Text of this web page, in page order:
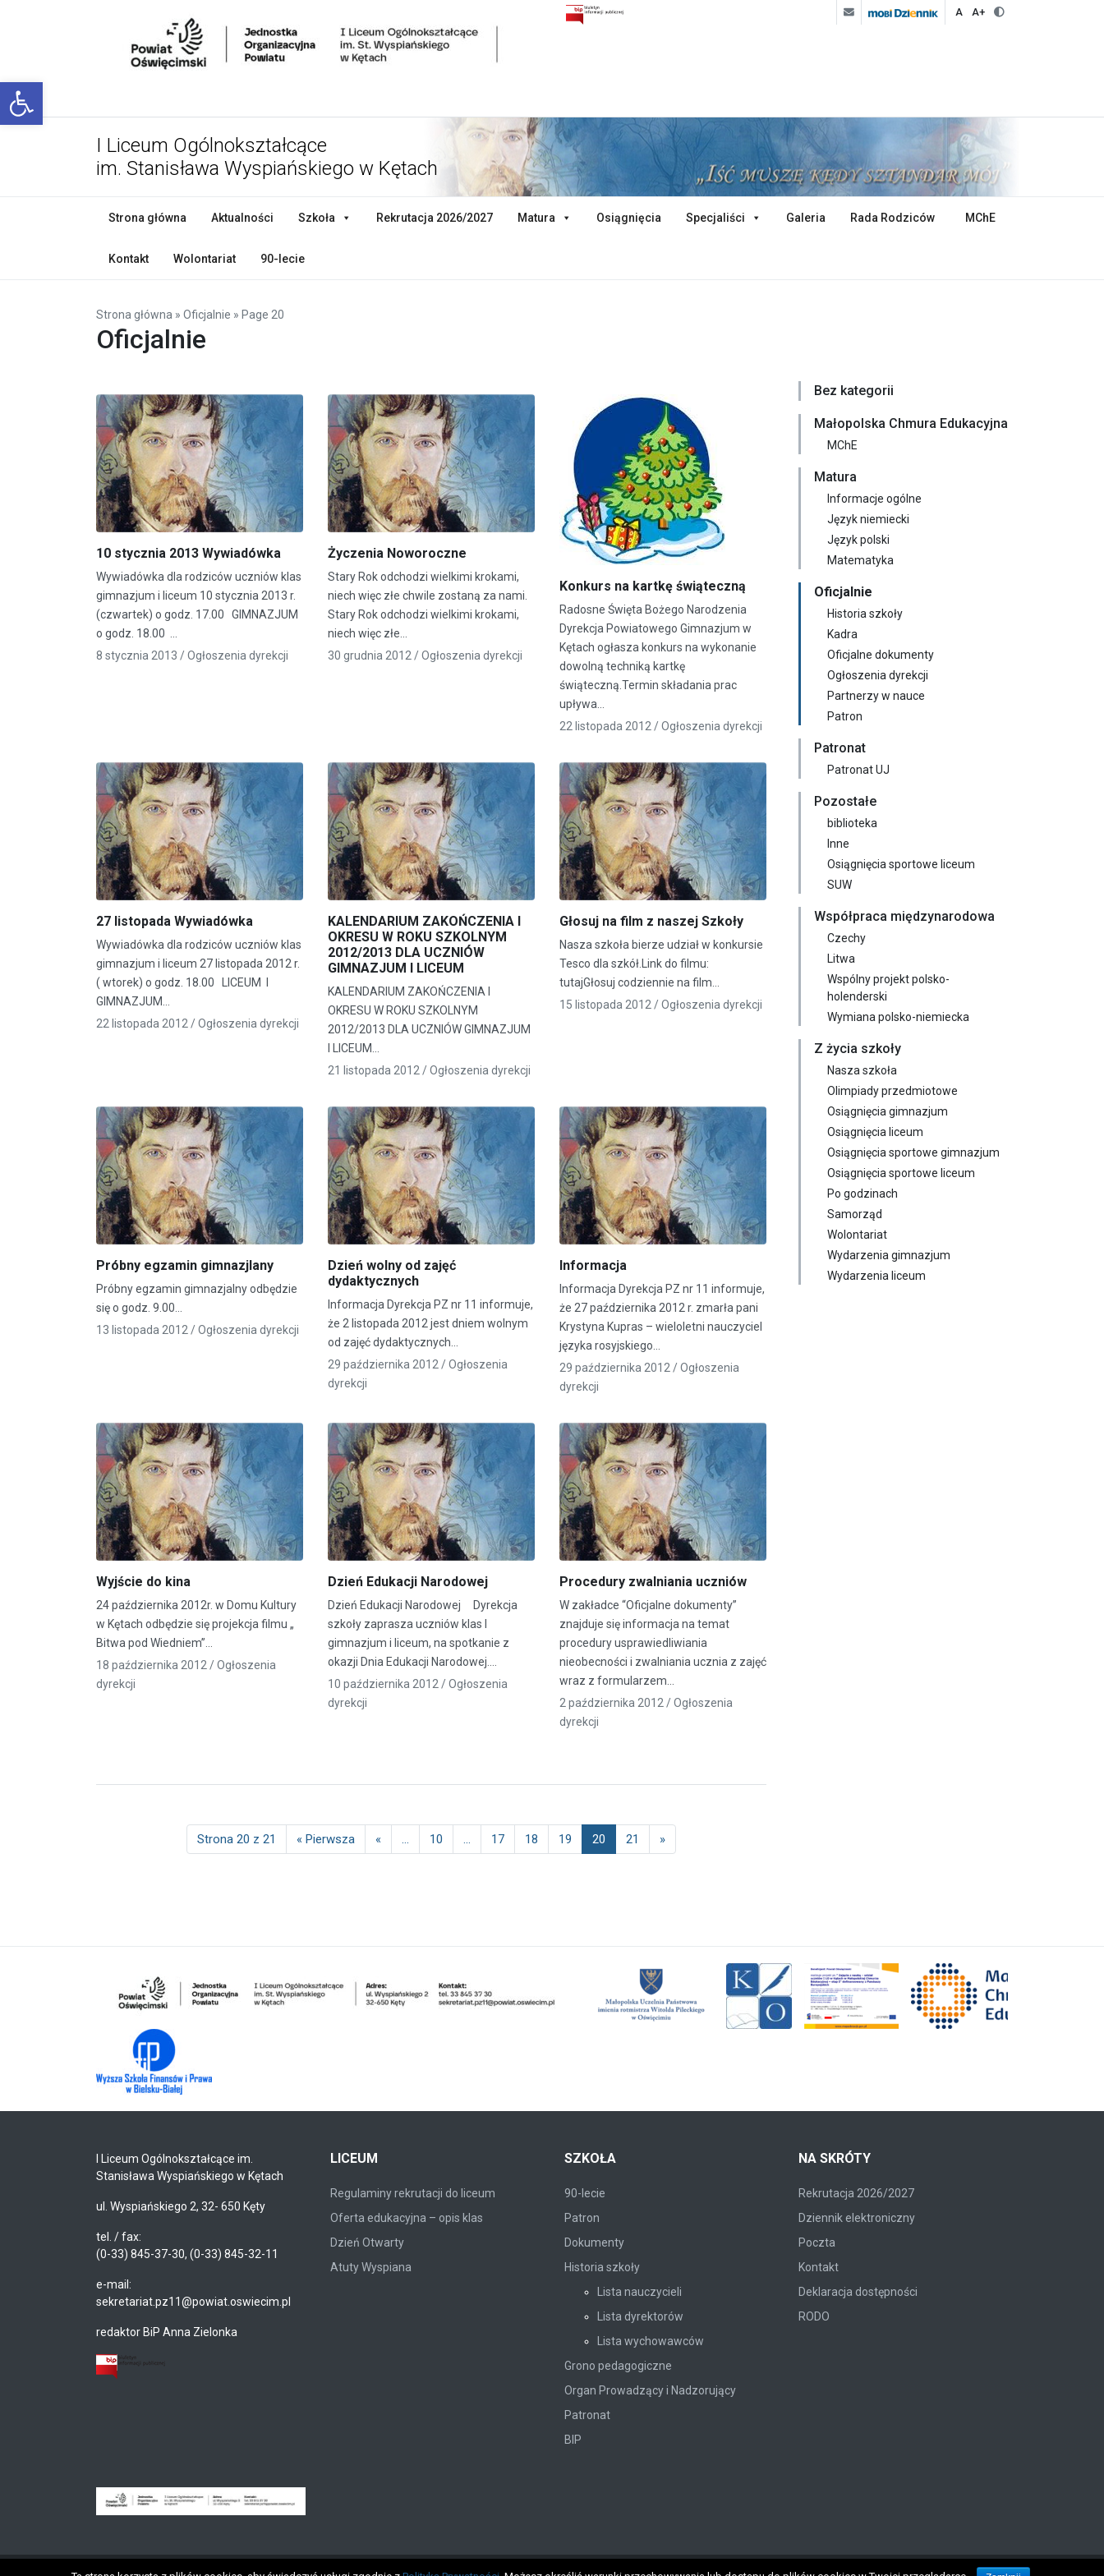
Open toolbar
A A+
I Liceum Ogólnokształcące
im. Stanisława Wyspiańskiego w Kętach
Strona główna Aktualności Szkoła Rekrutacja 2026/2027 Matura Osiągnięcia MChE
Specjaliści Galeria Rada Rodziców
Kontakt Wolontariat 90-lecie
Strona główna » Oficjalnie » Page 20
Oficjalnie
10 stycznia 2013 Wywiadówka
Wywiadówka dla rodziców uczniów klas
gimnazjum i liceum 10 stycznia 2013 r.
(czwartek) o godz. 17.00 GIMNAZJUM
o godz. 18.00 …
8 stycznia 2013 /Ogłoszenia dyrekcji
Życzenia Noworoczne
Stary Rok odchodzi wielkimi krokami,
niech więc złe chwile zostaną za nami.
Stary Rok odchodzi wielkimi krokami,
niech więc złe…
30 grudnia 2012 /Ogłoszenia dyrekcji
Konkurs na kartkę świąteczną
Radosne Święta Bożego Narodzenia
Dyrekcja Powiatowego Gimnazjum w
Kętach ogłasza konkurs na wykonanie
dowolną techniką kartkę
świąteczną.Termin składania prac
upływa…
22 listopada 2012 /Ogłoszenia dyrekcji
27 listopada Wywiadówka
Wywiadówka dla rodziców uczniów klas
gimnazjum i liceum 27 listopada 2012 r.
( wtorek) o godz. 18.00 LICEUM I
GIMNAZJUM…
22 listopada 2012 /Ogłoszenia dyrekcji
KALENDARIUM ZAKOŃCZENIA I
OKRESU W ROKU SZKOLNYM
2012/2013 DLA UCZNIÓW
GIMNAZJUM I LICEUM
KALENDARIUM ZAKOŃCZENIA I
OKRESU W ROKU SZKOLNYM
2012/2013 DLA UCZNIÓW GIMNAZJUM
I LICEUM…
21 listopada 2012 /Ogłoszenia dyrekcji
Głosuj na film z naszej Szkoły
Nasza szkoła bierze udział w konkursie
Tesco dla szkół.Link do filmu:
tutajGłosuj codziennie na film…
15 listopada 2012 /Ogłoszenia dyrekcji
Próbny egzamin gimnazjlany
Próbny egzamin gimnazjalny odbędzie
się o godz. 9.00…
13 listopada 2012 /Ogłoszenia dyrekcji
Dzień wolny od zajęć
dydaktycznych
Informacja Dyrekcja PZ nr 11 informuje,
że 2 listopada 2012 jest dniem wolnym
od zajęć dydaktycznych…
29 października 2012 /Ogłoszenia
dyrekcji
Informacja
Informacja Dyrekcja PZ nr 11 informuje,
że 27 października 2012 r. zmarła pani
Krystyna Kupras – wieloletni nauczyciel
języka rosyjskiego…
29 października 2012 /Ogłoszenia
dyrekcji
Wyjście do kina
24 października 2012r. w Domu Kultury
w Kętach odbędzie się projekcja filmu „
Bitwa pod Wiedniem”…
18 października 2012 /Ogłoszenia
dyrekcji
Dzień Edukacji Narodowej
Dzień Edukacji Narodowej Dyrekcja
szkoły zaprasza uczniów klas I
gimnazjum i liceum, na spotkanie z
okazji Dnia Edukacji Narodowej.…
10 października 2012 /Ogłoszenia
dyrekcji
Procedury zwalniania uczniów
W zakładce “Oficjalne dokumenty”
znajduje się informacja na temat
procedury usprawiedliwiania
nieobecności i zwalniania ucznia z zajęć
wraz z formularzem…
2 października 2012 /Ogłoszenia
dyrekcji
Strona 20 z 21 « Pierwsza « 10 17 18 19 20 21 »
Bez kategorii
Małopolska Chmura Edukacyjna
MChE
Matura
Informacje ogólne
Język niemiecki
Język polski
Matematyka
Oficjalnie
Historia szkoły
Kadra
Oficjalne dokumenty
Ogłoszenia dyrekcji
Partnerzy w nauce
Patron
Patronat
Patronat UJ
Pozostałe
biblioteka
Inne
Osiągnięcia sportowe liceum
SUW
Współpraca międzynarodowa
Czechy
Litwa
Wspólny projekt polsko-
holenderski
Wymiana polsko-niemiecka
Z życia szkoły
Nasza szkoła
Olimpiady przedmiotowe
Osiągnięcia gimnazjum
Osiągnięcia liceum
Osiągnięcia sportowe gimnazjum
Osiągnięcia sportowe liceum
Po godzinach
Samorząd
Wolontariat
Wydarzenia gimnazjum
Wydarzenia liceum
I Liceum Ogólnokształcące im.
Stanisława Wyspiańskiego w Kętach
ul. Wyspiańskiego 2, 32- 650 Kęty
tel. / fax:
(0-33) 845-37-30, (0-33) 845-32-11
e-mail:
sekretariat.pz11@powiat.oswiecim.pl
redaktor BiP Anna Zielonka
LICEUM
Regulaminy rekrutacji do liceum
Oferta edukacyjna – opis klas
Dzień Otwarty
Atuty Wyspiana
SZKOŁA
90-lecie
Patron
Dokumenty
Historia szkoły
Lista nauczycieli
Lista dyrektorów
Lista wychowawców
Grono pedagogiczne
Organ Prowadzący i Nadzorujący
Patronat
BIP
NA SKRÓTY
Rekrutacja 2026/2027
Dziennik elektroniczny
Poczta
Kontakt
Deklaracja dostępności
RODO